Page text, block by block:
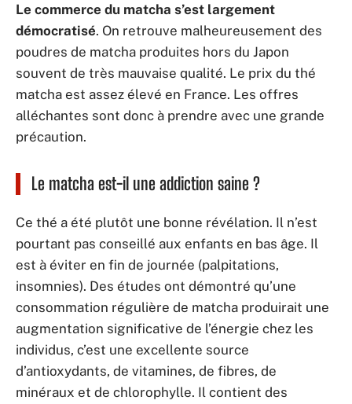
Le commerce du matcha s’est largement
démocratisé. On retrouve malheureusement des
poudres de matcha produites hors du Japon
souvent de très mauvaise qualité. Le prix du thé
matcha est assez élevé en France. Les offres
alléchantes sont donc à prendre avec une grande
précaution.
Le matcha est-il une addiction saine ?
Ce thé a été plutôt une bonne révélation. Il n’est
pourtant pas conseillé aux enfants en bas âge. Il
est à éviter en fin de journée (palpitations,
insomnies). Des études ont démontré qu’une
consommation régulière de matcha produirait une
augmentation significative de l’énergie chez les
individus, c’est une excellente source
d’antioxydants, de vitamines, de fibres, de
minéraux et de chlorophylle. Il contient des